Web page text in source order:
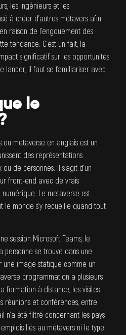
les ingénieurs et les
à créer d’autres métavers afin
raison de l’engouement des
tendance. C’est un fait, la
significatif sur les opportunités
lancer, il faut se familiariser avec
le
metaverse en anglais est un
des représentations
de personnes. Il s’agit d’un
front-end avec de vrais
Le metaverse est
monde s’y recueille quand tout
session Microsoft Teams, le
personne se trouve dans une
image statique comme un
programmation a plusieurs
formation à distance, les visites
réunions et conférences, entre
n’a été filtré concernant les pays
liés au métavers ni le type